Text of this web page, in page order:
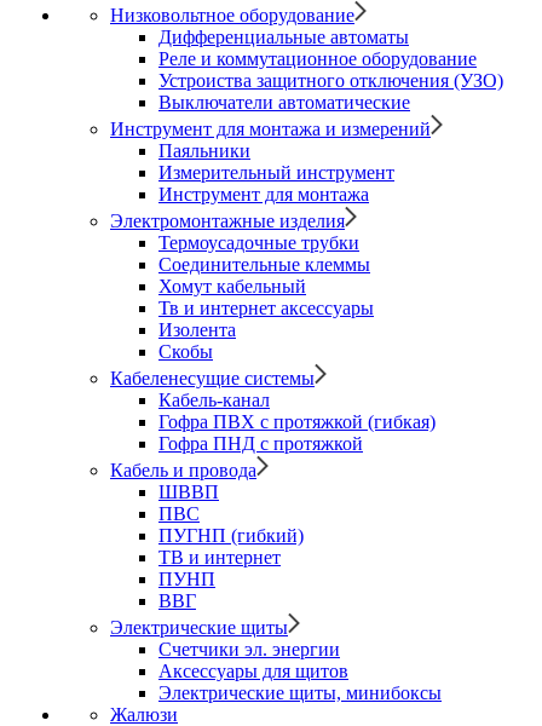
Низковольтное оборудование
Дифференциальные автоматы
Реле и коммутационное оборудование
Устроиства защитного отключения (УЗО)
Выключатели автоматические
Инструмент для монтажа и измерений
Паяльники
Измерительный инструмент
Инструмент для монтажа
Электромонтажные изделия
Термоусадочные трубки
Соединительные клеммы
Хомут кабельный
Тв и интернет аксессуары
Изолента
Скобы
Кабеленесущие системы
Кабель-канал
Гофра ПВХ с протяжкой (гибкая)
Гофра ПНД с протяжкой
Кабель и провода
ШВВП
ПВС
ПУГНП (гибкий)
ТВ и интернет
ПУНП
ВВГ
Электрические щиты
Счетчики эл. энергии
Аксессуары для щитов
Электрические щиты, минибоксы
Жалюзи